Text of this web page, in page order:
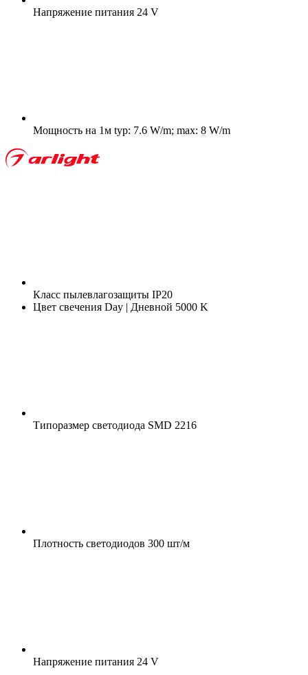
Напряжение питания 24 V
Мощность на 1м typ: 7.6 W/m; max: 8 W/m
Класс пылевлагозащиты IP20
Цвет свечения Day | Дневной 5000 K
Типоразмер светодиода SMD 2216
Плотность светодиодов 300 шт/м
Напряжение питания 24 V